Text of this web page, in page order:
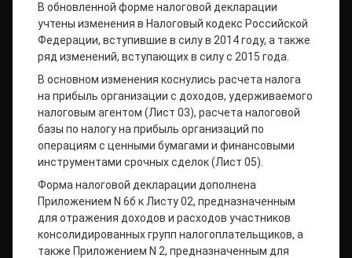
В обновленной форме налоговой декларации
учтены изменения в Налоговый кодекс Российской
Федерации, вступившие в силу в 2014 году, а также
ряд изменений, вступающих в силу с 2015 года.
В основном изменения коснулись расчета налога
на прибыль организации с доходов, удерживаемого
налоговым агентом (Лист 03), расчета налоговой
базы по налогу на прибыль организаций по
операциям с ценными бумагами и финансовыми
инструментами срочных сделок (Лист 05).
Форма налоговой декларации дополнена
Приложением N 6б к Листу 02, предназначенным
для отражения доходов и расходов участников
консолидированных групп налогоплательщиков, а
также Приложением N 2, предназначенным для